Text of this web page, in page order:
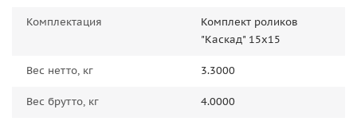
Комплектация
Комплект роликов
"Каскад" 15x15
Вес нетто, кг 3.3000
Вес брутто, кг 4.0000